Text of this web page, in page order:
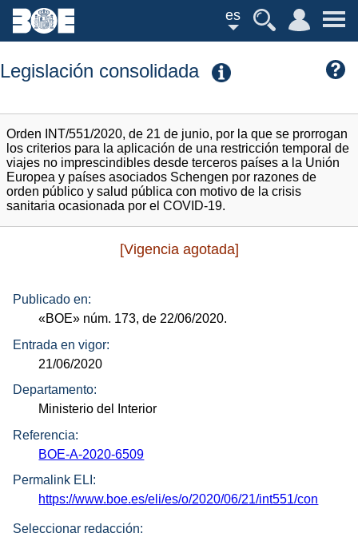
es
Legislación consolidada
Orden INT/551/2020, de 21 de junio, por la que se prorrogan
los criterios para la aplicación de una restricción temporal de
viajes no imprescindibles desde terceros países a la Unión
Europea y países asociados Schengen por razones de
orden público y salud pública con motivo de la crisis
sanitaria ocasionada por el COVID-19.
[Vigencia agotada]
Publicado en:
«BOE» núm. 173, de 22/06/2020.
Entrada en vigor:
21/06/2020
Departamento:
Ministerio del Interior
Referencia:
BOE-A-2020-6509
Permalink ELI:
https://www.boe.es/eli/es/o/2020/06/21/int551/con
Seleccionar redacción: